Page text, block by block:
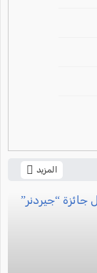
المزيد